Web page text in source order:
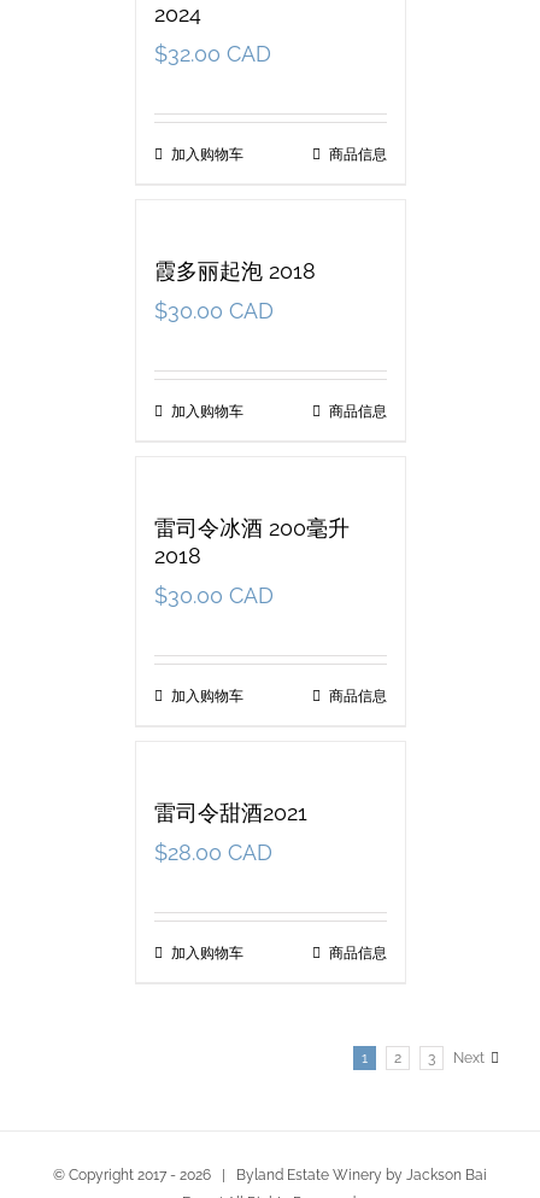
2024
$32.00 CAD
加入购物车 商品信息
霞多丽起泡 2018
$30.00 CAD
加入购物车 商品信息
雷司令冰酒 200毫升
2018
$30.00 CAD
加入购物车 商品信息
雷司令甜酒2021
$28.00 CAD
加入购物车 商品信息
1 2 3 Next
© Copyright 2017 - 2026 | Byland Estate Winery by Jackson Bai